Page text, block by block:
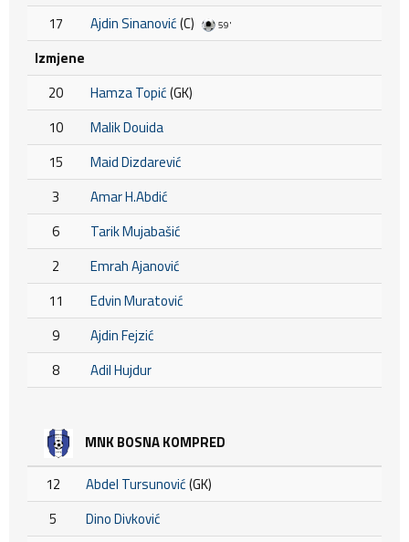
17 Ajdin Sinanović(C) 59'
Izmjene
20
Hamza Topić(GK)
10
Malik Douida
15
Maid Dizdarević
3
Amar H.Abdić
6
Tarik Mujabašić
2
Emrah Ajanović
11
Edvin Muratović
9
Ajdin Fejzić
8
Adil Hujdur
MNK BOSNA KOMPRED
12 Abdel Tursunović(GK)
5
Dino Divković